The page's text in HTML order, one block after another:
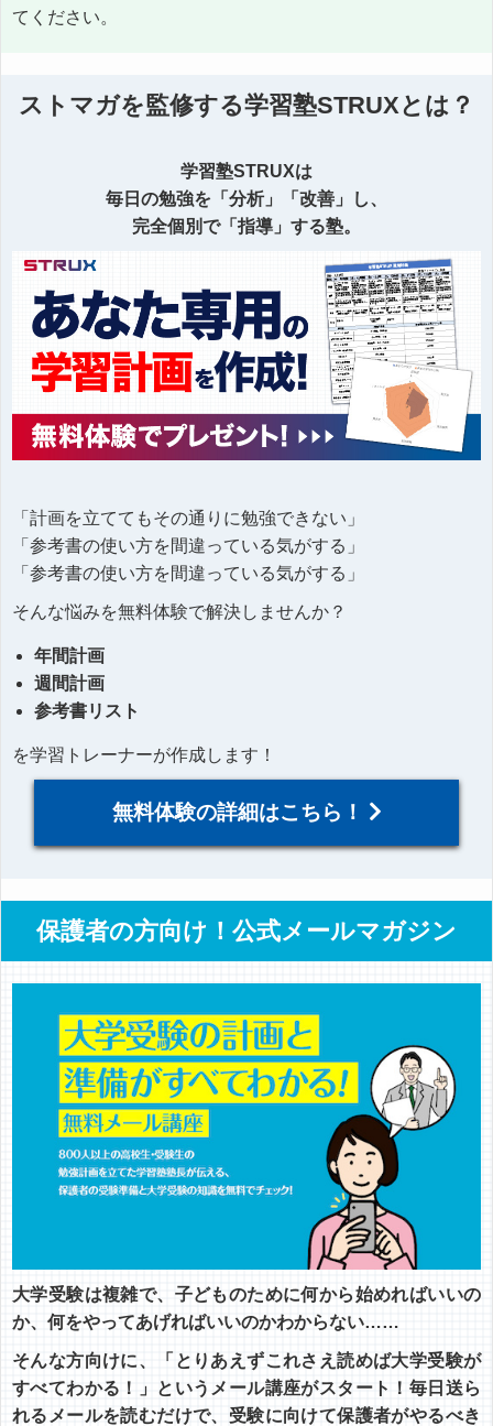
てください。
ストマガを監修する学習塾STRUXとは？
学習塾STRUXは
毎日の勉強を「分析」「改善」し、
完全個別で「指導」する塾。
「計画を立ててもその通りに勉強できない」
「参考書の使い方を間違っている気がする」
「参考書の使い方を間違っている気がする」
そんな悩みを無料体験で解決しませんか？
年間計画
週間計画
参考書リスト
を学習トレーナーが作成します！
無料体験の詳細はこちら！
保護者の方向け！公式メールマガジン
大学受験は複雑で、子どものために何から始めればいいの
か、何をやってあげればいいのかわからない……
そんな方向けに、「とりあえずこれさえ読めば大学受験が
すべてわかる！」というメール講座がスタート！毎日送ら
れるメールを読むだけで、受験に向けて保護者がやるべき